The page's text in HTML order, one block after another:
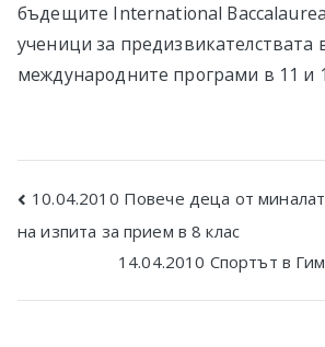
бъдещите International
ученици за предизвикателствата
международните програми в 11 и
Post
navigation
10.04.2010 Повече деца от
на изпита за прием в 8 клас
14.04.2010 Спортът в